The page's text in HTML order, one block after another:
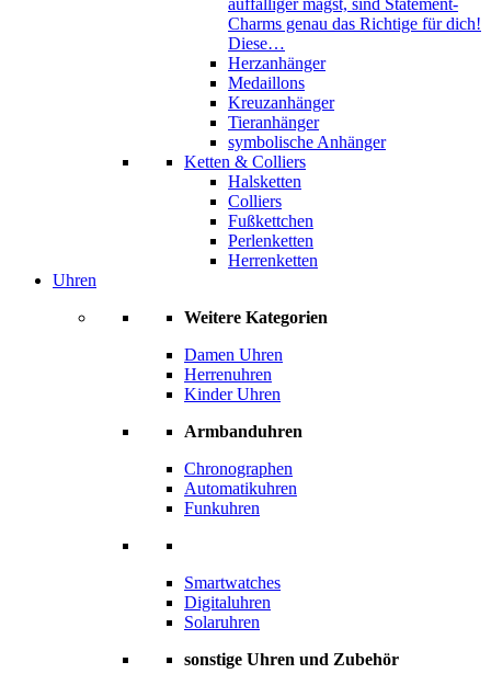
auffälliger magst, sind Statement-
Charms genau das Richtige für dich!
Diese…
Herzanhänger
Medaillons
Kreuzanhänger
Tieranhänger
symbolische Anhänger
Ketten & Colliers
Halsketten
Colliers
Fußkettchen
Perlenketten
Herrenketten
Uhren
Weitere Kategorien
Damen Uhren
Herrenuhren
Kinder Uhren
Armbanduhren
Chronographen
Automatikuhren
Funkuhren
Smartwatches
Digitaluhren
Solaruhren
sonstige Uhren und Zubehör